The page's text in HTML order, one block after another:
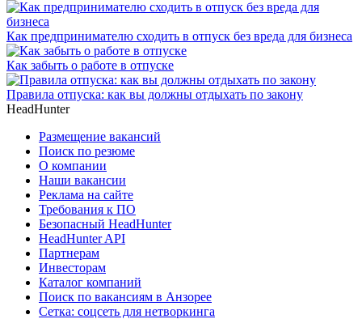
Как предпринимателю сходить в отпуск без вреда для бизнеса
Как забыть о работе в отпуске
Правила отпуска: как вы должны отдыхать по закону
HeadHunter
Размещение вакансий
Поиск по резюме
О компании
Наши вакансии
Реклама на сайте
Требования к ПО
Безопасный HeadHunter
HeadHunter API
Партнерам
Инвесторам
Каталог компаний
Поиск по вакансиям в Анзорее
Сетка: соцсеть для нетворкинга